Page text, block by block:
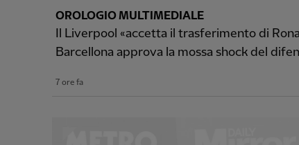
OROLOGIO MULTIMEDIALE
Il Liverpool «accetta il trasferimento di
Barcellona approva la mossa shock del
7 ore fa